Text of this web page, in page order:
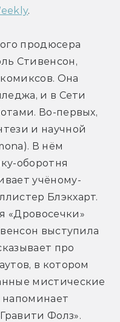
.
продюсера
Стивенсон,
Она
и в Сети
Во-первых,
и научной
В нём
оборотня
учёному-
Блэкхарт.
«Дровосечки»
выступила
про
в котором
мистические
напоминает
Фолз».